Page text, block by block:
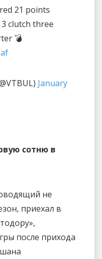
21 points
clutch three
💣
January
сотню в
не
приехал в
после прихода